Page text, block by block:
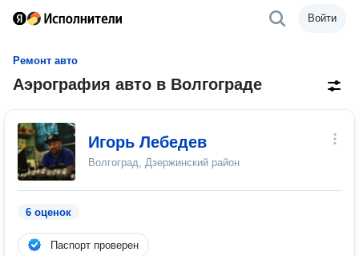
Войти
Ремонт авто
Аэрография авто в Волгограде
Игорь Лебедев
Волгоград, Дзержинский район
6 оценок
Паспорт проверен